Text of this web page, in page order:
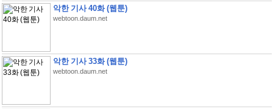
악한 기사 40화 (웹툰)
webtoon.daum.net
악한 기사 33화 (웹툰)
webtoon.daum.net